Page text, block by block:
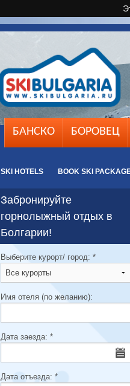
БАНСКО БОРОВЕЦ
SKI HOTELS BOOK SKI
Забронируйте
горнолыжный отдых в
Болгарии!
Выберите курорт/ город: *
Имя отеля (по желанию):
Дата заезда: *
Дата отъезда: *